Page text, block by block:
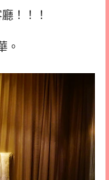
！！！
。